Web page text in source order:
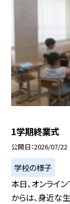
1学期終業式
公開日 2026/07/22
学校の様子
本日、オンライ
からは、身近な